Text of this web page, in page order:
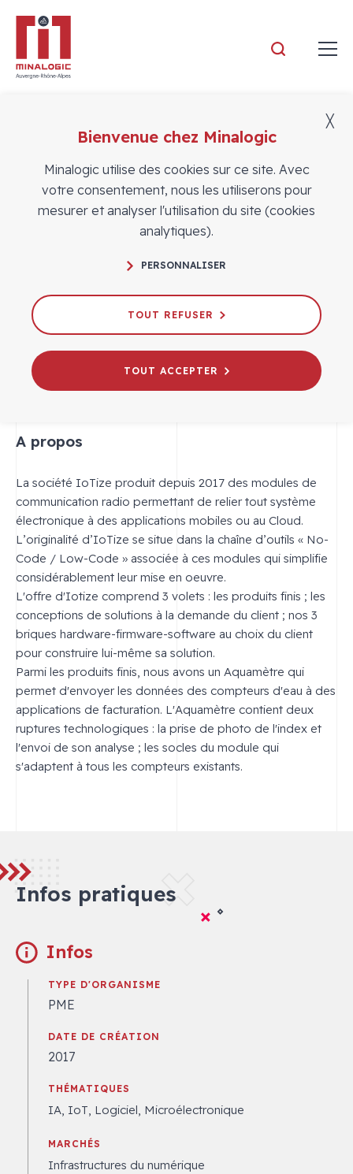
Adhérents
A propos
La société IoTize produit depuis 2017 des modules de
communication radio permettant de relier tout système
électronique à des applications mobiles ou au Cloud.
L’originalité d’IoTize se situe dans la chaîne d’outils « No-
Code / Low-Code » associée à ces modules qui simplifie
considérablement leur mise en oeuvre.
L'offre d'Iotize comprend 3 volets : les produits finis ; les
conceptions de solutions à la demande du client ; nos 3
briques hardware-firmware-software au choix du client
pour construire lui-même sa solution.
Parmi les produits finis, nous avons un Aquamètre qui
permet d'envoyer les données des compteurs d'eau à des
applications de facturation. L'Aquamètre contient deux
ruptures technologiques : la prise de photo de l'index et
l'envoi de son analyse ; les socles du module qui
s'adaptent à tous les compteurs existants.
Infos pratiques
Infos
TYPE D'ORGANISME
PME
DATE DE CRÉATION
2017
THÉMATIQUES
IA, IoT, Logiciel, Microélectronique
MARCHÉS
Infrastructures du numérique
Bienvenue chez Minalogic
Minalogic utilise des cookies sur ce site. Avec
votre consentement, nous les utiliserons pour
mesurer et analyser l'utilisation du site (cookies
analytiques).
PERSONNALISER
TOUT REFUSER
TOUT ACCEPTER
╳